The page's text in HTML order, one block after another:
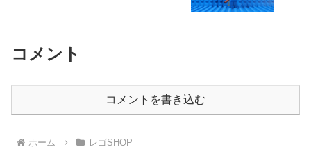
コメント
コメントを書き込む
ホーム レゴSHOP